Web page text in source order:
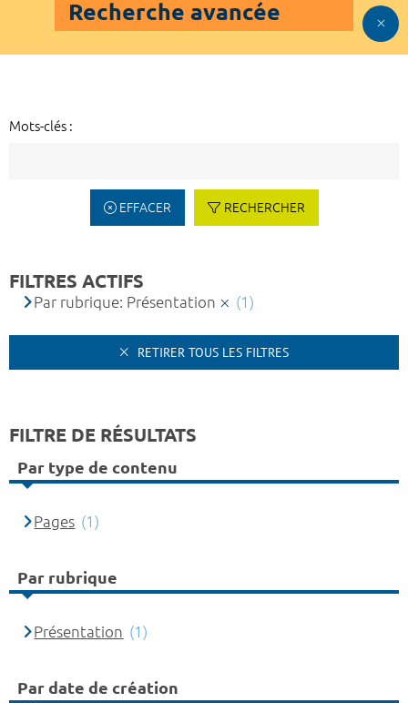
Recherche avancée
Mots-clés :
EFFACER RECHERCHER
FILTRES ACTIFS
Par rubrique: Présentation (1)
RETIRER TOUS LES FILTRES
FILTRE DE RÉSULTATS
Par type de contenu
Pages (1)
Par rubrique
Présentation (1)
Par date de création